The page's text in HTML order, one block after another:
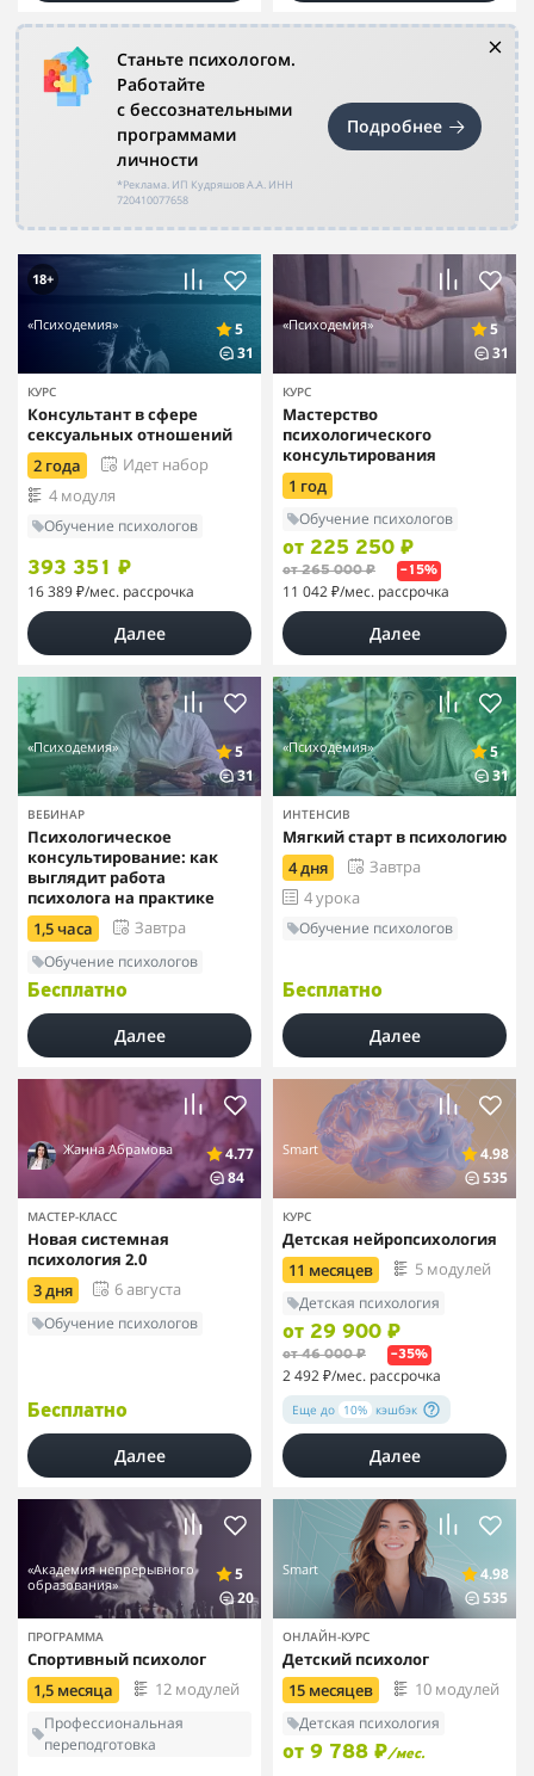
Станьте психологом.
Работайте
с бессознательными
программами
личности
*Реклама. ИП Кудряшов А.А. ИНН
720410077658
Подробнее
18+
«Психодемия»
5
31
КУРС
Консультант в сфере
сексуальных отношений
2 года
Идет набор
4 модуля
Обучение психологов
393 351 ₽
16 389 ₽/мес. рассрочка
Далее
«Психодемия»
5
31
КУРС
Мастерство
психологического
консультирования
1 год
Обучение психологов
от 225 250 ₽
от 265 000 ₽ –15%
11 042 ₽/мес. рассрочка
Далее
«Психодемия»
5
31
ВЕБИНАР
Психологическое
консультирование: как
выглядит работа
психолога на практике
1,5 часа
Завтра
Обучение психологов
Бесплатно
Далее
«Психодемия»
5
31
ИНТЕНСИВ
Мягкий старт в психологию
4 дня
Завтра
4 урока
Обучение психологов
Бесплатно
Далее
Жанна Абрамова
4.77
84
МАСТЕР-КЛАСС
Новая системная
психология 2.0
3 дня
6 августа
Обучение психологов
Бесплатно
Далее
Smart
4.98
535
КУРС
Детская нейропсихология
11 месяцев
5 модулей
Детская психология
от 29 900 ₽
от 46 000 ₽ –35%
2 492 ₽/мес. рассрочка
Еще до 10% кэшбэк
Далее
«Академия непрерывного
образования»
5
20
ПРОГРАММА
Спортивный психолог
1,5 месяца
12 модулей
Профессиональная
переподготовка
Smart
4.98
535
ОНЛАЙН-КУРС
Детский психолог
15 месяцев
10 модулей
Детская психология
от 9 788 ₽/мес.